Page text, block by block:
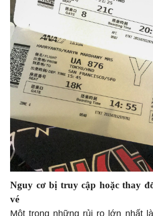
Nguy cơ bị truy cập hoặc thay
vé